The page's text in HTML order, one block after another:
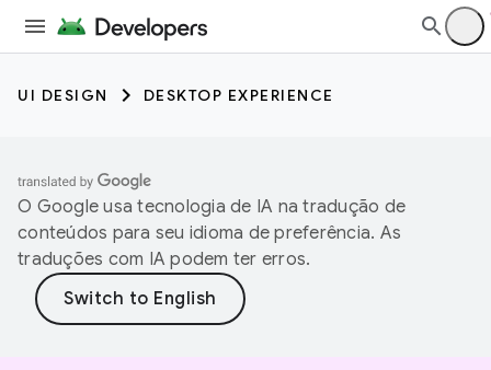
UI DESIGN DESKTOP EXPERIENCE
O Google usa tecnologia de IA na tradução de
conteúdos para seu idioma de preferência. As
traduções com IA podem ter erros.